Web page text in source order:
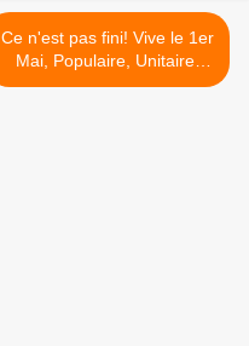
Ce n'est pas fini! Vive le 1er
Mai, Populaire, Unitaire,
Massif >